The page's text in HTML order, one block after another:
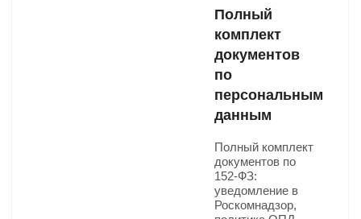
Полный
комплект
документов
по
персональным
данным
Полный комплект
документов по
152-ФЗ:
уведомление в
Роскомнадзор,